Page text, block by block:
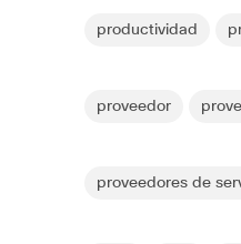
productividad
proveedor
proveedores de